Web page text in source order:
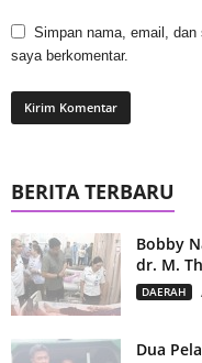
Simpan nama, email,
saya berkomentar.
BERITA TERBARU
Bobby
dr. M.
DAERAH
Dua